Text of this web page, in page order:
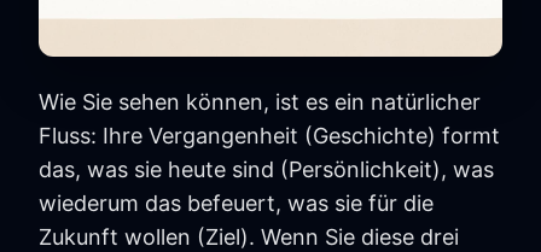
Wie Sie sehen können, ist es ein natürlicher
Fluss: Ihre Vergangenheit (Geschichte) formt
das, was sie heute sind (Persönlichkeit), was
wiederum das befeuert, was sie für die
Zukunft wollen (Ziel). Wenn Sie diese drei